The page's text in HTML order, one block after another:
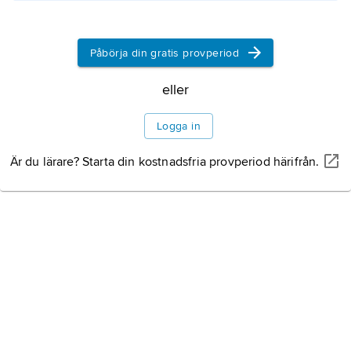
Information om artikeln
Påbörja din gratis provperiod
eller
Logga in
Är du lärare? Starta din kostnadsfria provperiod härifrån.